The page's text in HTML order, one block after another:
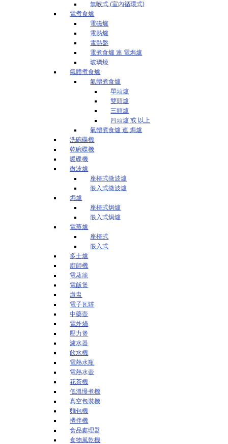
無喉式 (室內循環式)
電煮食爐
電磁爐
電熱爐
電熱盤
電煮食爐 連 電焗爐
玻璃燒
氣體煮食爐
氣體煮食爐
單頭爐
雙頭爐
三頭爐
四頭爐 或 以上
氣體煮食爐 連 焗爐
洗碗碟機
乾碗碟機
暖碟機
微波爐
座檯式微波爐
嵌入式微波爐
焗爐
座檯式焗爐
嵌入式焗爐
電蒸爐
座檯式
嵌入式
多士爐
廚師機
電蒸籠
電飯煲
燉盅
電子瓦罉
中藥壺
電炸煱
壓力煲
濾水器
飲水機
電熱水瓶
電熱水壺
花茶機
低溫慢煮機
真空包裝機
麵包機
攪拌機
食品處理器
食物風乾機